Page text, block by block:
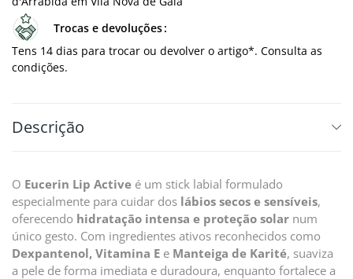
Trocas e devoluções
Tens 14 dias para trocar ou devolver o artigo*. Consulta as
condições.
Descrição
O Eucerin Lip Active é um stick labial formulado
especialmente para cuidar dos lábios secos e sensíveis,
oferecendo hidratação intensa e proteção solar num
único gesto. Com ingredientes ativos reconhecidos como
Dexpantenol, Vitamina E e Manteiga de Karité, suaviza
a pele de forma imediata e duradoura, enquanto fortalece a